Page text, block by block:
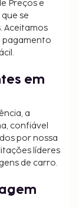
e registo
oferece
dos
por
Este
com menos
nos
Preços e
se
Aceitamos
pagamento
em
a
confiável
por nossa
líderes
de carro.